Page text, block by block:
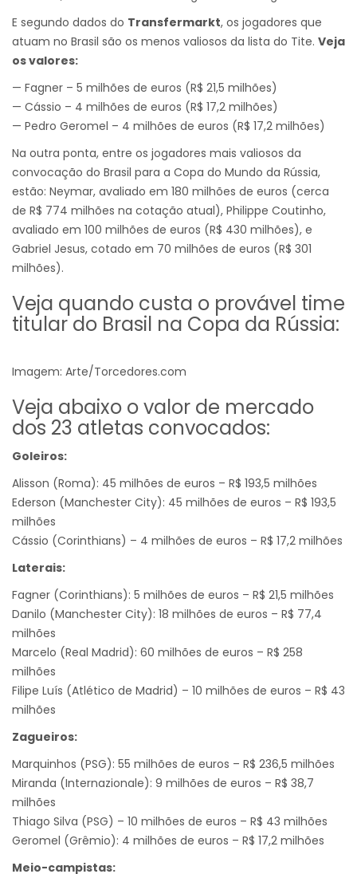
E segundo dados do Transfermarkt, os jogadores que
atuam no Brasil são os menos valiosos da lista do Tite. Veja
os valores:
— Fagner – 5 milhões de euros (R$ 21,5 milhões)
— Cássio – 4 milhões de euros (R$ 17,2 milhões)
— Pedro Geromel – 4 milhões de euros (R$ 17,2 milhões)
Na outra ponta, entre os jogadores mais valiosos da
convocação do Brasil para a Copa do Mundo da Rússia,
estão: Neymar, avaliado em 180 milhões de euros (cerca
de R$ 774 milhões na cotação atual), Philippe Coutinho,
avaliado em 100 milhões de euros (R$ 430 milhões), e
Gabriel Jesus, cotado em 70 milhões de euros (R$ 301
milhões).
Veja quando custa o provável time
titular do Brasil na Copa da Rússia:
Imagem: Arte/Torcedores.com
Veja abaixo o valor de mercado
dos 23 atletas convocados:
Goleiros:
Alisson (Roma): 45 milhões de euros – R$ 193,5 milhões
Ederson (Manchester City): 45 milhões de euros – R$ 193,5
milhões
Cássio (Corinthians) – 4 milhões de euros – R$ 17,2 milhões
Laterais:
Fagner (Corinthians): 5 milhões de euros – R$ 21,5 milhões
Danilo (Manchester City): 18 milhões de euros – R$ 77,4
milhões
Marcelo (Real Madrid): 60 milhões de euros – R$ 258
milhões
Filipe Luís (Atlético de Madrid) – 10 milhões de euros – R$ 43
milhões
Zagueiros:
Marquinhos (PSG): 55 milhões de euros – R$ 236,5 milhões
Miranda (Internazionale): 9 milhões de euros – R$ 38,7
milhões
Thiago Silva (PSG) – 10 milhões de euros – R$ 43 milhões
Geromel (Grêmio): 4 milhões de euros – R$ 17,2 milhões
Meio-campistas: